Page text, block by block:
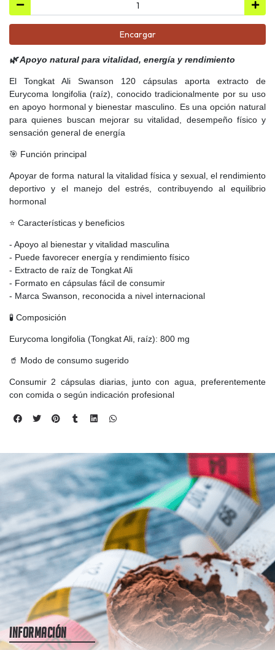
Encargar
🌿 Apoyo natural para vitalidad, energía y rendimiento
El Tongkat Ali Swanson 120 cápsulas aporta extracto de
Eurycoma longifolia (raíz), conocido tradicionalmente por su uso
en apoyo hormonal y bienestar masculino. Es una opción natural
para quienes buscan mejorar su vitalidad, desempeño físico y
sensación general de energía
🎯 Función principal
Apoyar de forma natural la vitalidad física y sexual, el rendimiento
deportivo y el manejo del estrés, contribuyendo al equilibrio
hormonal
⭐ Características y beneficios
- Apoyo al bienestar y vitalidad masculina
- Puede favorecer energía y rendimiento físico
- Extracto de raíz de Tongkat Ali
- Formato en cápsulas fácil de consumir
- Marca Swanson, reconocida a nivel internacional
🧪 Composición
Eurycoma longifolia (Tongkat Ali, raíz): 800 mg
🥤 Modo de consumo sugerido
Consumir 2 cápsulas diarias, junto con agua, preferentemente
con comida o según indicación profesional
Información